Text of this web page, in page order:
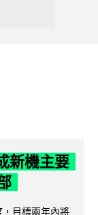
新機主要
目標兩年內將